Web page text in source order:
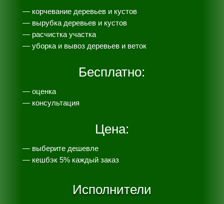
— корчевание деревьев и кустов
— вырубка деревьев и кустов
— расчистка участка
— уборка и вывоз деревьев и веток
Бесплатно:
— оценка
— консультация
Цена:
— выберите дешевле
— кешбэк 5% каждый заказ
Исполнители